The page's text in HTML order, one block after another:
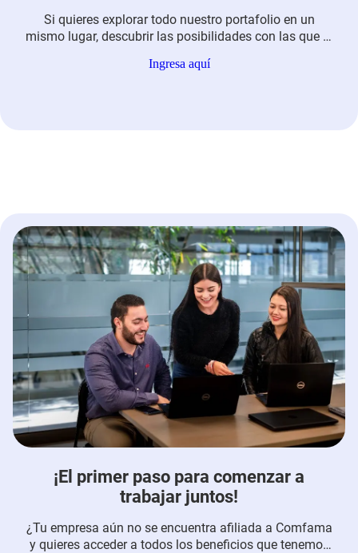
Si quieres explorar todo nuestro portafolio en un
mismo lugar, descubrir las posibilidades con las que te
forma virtual, rápida y fácil…
Ingresa aquí
¡El primer paso para comenzar a
trabajar juntos!
¿Tu empresa aún no se encuentra afiliada a Comfama
y quieres acceder a todos los beneficios que tenemos